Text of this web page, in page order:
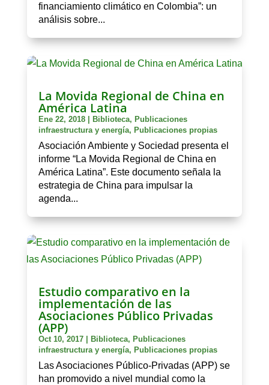
financiamiento climático en Colombia”: un
análisis sobre...
La Movida Regional de China en
América Latina
Ene 22, 2018| Biblioteca, Publicaciones
infraestructura y energía, Publicaciones propias
Asociación Ambiente y Sociedad presenta el
informe “La Movida Regional de China en
América Latina”. Este documento señala la
estrategia de China para impulsar la
agenda...
Estudio comparativo en la
implementación de las
Asociaciones Público Privadas
(APP)
Oct 10, 2017| Biblioteca, Publicaciones
infraestructura y energía, Publicaciones propias
Las Asociaciones Público-Privadas (APP) se
han promovido a nivel mundial como la